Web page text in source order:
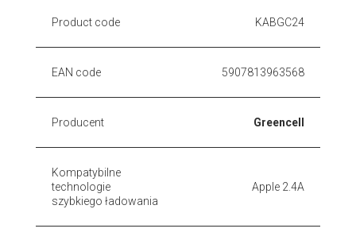
Product code KABGC24
EAN code 5907813963568
Producent Greencell
Kompatybilne
technologie
szybkiego ładowania
Apple 2.4A